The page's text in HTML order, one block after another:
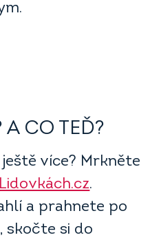
CO TEĎ?
více? Mrkněte
Lidovkách.cz.
a prahnete po
skočte si do